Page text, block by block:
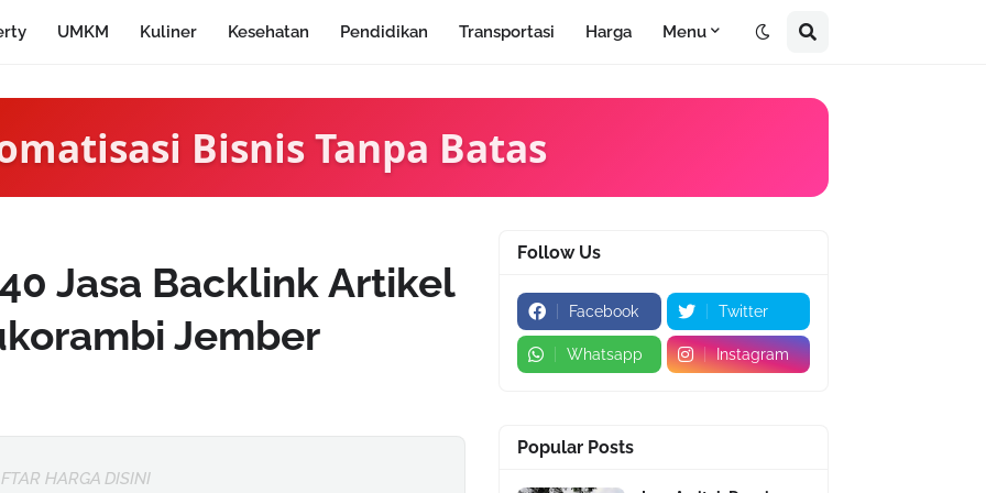
UMKM Kuliner Kesehatan Pendidikan Transportasi Harga Menu
Bisnis Tanpa Batas
Jasa Backlink Artikel
Jember
HARGA DISINI
Follow Us
Facebook Twitter
Whatsapp Instagram
Popular Posts